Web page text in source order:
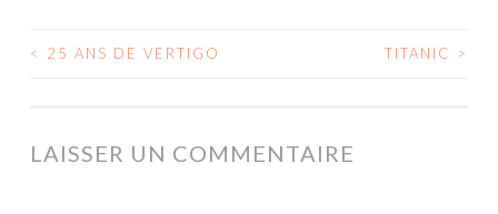
NAVIGATION
ARTICLES
< 25 ANS DE VERTIGO TITANIC >
LAISSER UN COMMENTAIRE